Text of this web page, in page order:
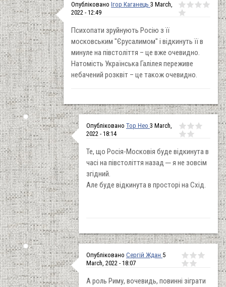
Опубліковано Ігор Каганець 3 March,
2022 - 12:49
Психопати зруйнують Росію з її
московським "Єрусалимом" і відкинуть її в
минуле на півстоліття – це вже очевидно.
Натомість Українська Галілея переживе
небачений розквіт – це також очевидно.
Опубліковано Тор Нео 3 March,
2022 - 18:14
Те, що Росія-Московія буде відкинута в
часі на півстоліття назад ─ я не зовсім
згідний.
Але буде відкинута в просторі на Схід.
Опубліковано Сергій Ждан 5
March, 2022 - 18:07
А роль Риму, вочевидь, повинні зіграти